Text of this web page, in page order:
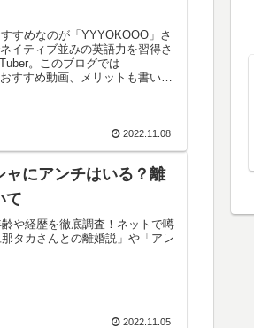
すめなのが「YYYOKOOO」さ
イティブ並みの英語力を習得さ
。このブログでは
すすめ動画、メリットも書いて
2022.11.08
にアンチはいる？離
て
や経歴を徹底調査！ネットで噂
タカさんとの離婚説」や「アレ
2022.11.05